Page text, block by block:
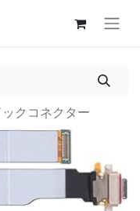
クコネクター